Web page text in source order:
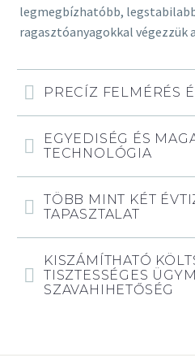
legmegbízhatóbb,
ragasztóanyagokkal végezzük
PRECÍZ FELMÉRÉS
EGYEDISÉG ÉS
TECHNOLÓGIA
TÖBB MINT KÉT
TAPASZTALAT
KISZÁMÍTHATÓ
TISZTESSÉGES
SZAVAHIHETŐSÉG